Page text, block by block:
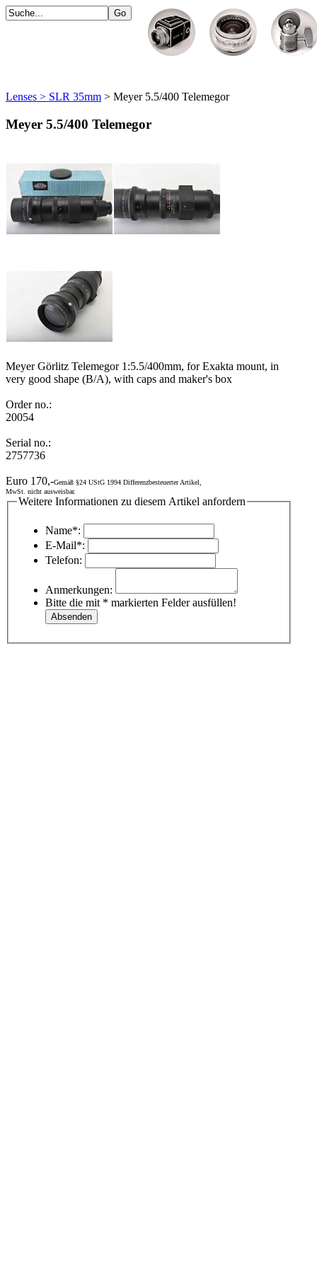
Lenses > SLR 35mm > Meyer 5.5/400 Telemegor
Meyer 5.5/400 Telemegor
Meyer Görlitz Telemegor 1:5.5/400mm, for Exakta mount, in
very good shape (B/A), with caps and maker's box
Order no.:
20054
Serial no.:
2757736
Euro 170,-Gemäß §24 UStG 1994 Differenzbesteuerter Artikel,
MwSt. nicht ausweisbar.
Weitere Informationen zu diesem Artikel anfordern
Name*:
E-Mail*:
Telefon:
Anmerkungen:
Bitte die mit * markierten Felder ausfüllen!